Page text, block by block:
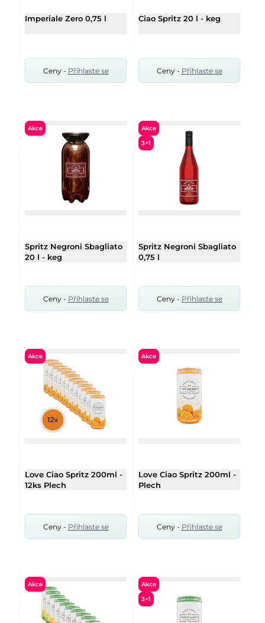
Imperiale Zero 0,75 l
Ceny - Přihlaste se
Ciao Spritz 20 l - keg
Ceny - Přihlaste se
Akce
Spritz Negroni Sbagliato
20 l - keg
Ceny - Přihlaste se
Akce
3+1
Spritz Negroni Sbagliato
0,75 l
Ceny - Přihlaste se
Akce
Love Ciao Spritz 200ml -
12ks Plech
Ceny - Přihlaste se
Akce
Love Ciao Spritz 200ml -
Plech
Ceny - Přihlaste se
Akce
Akce
3+1